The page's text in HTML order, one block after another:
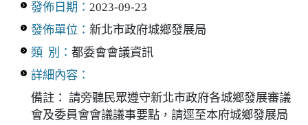
發佈日期： 2023-09-23
發佈單位： 新北市政府城鄉發展局
類 別： 都委會會議資訊
詳細內容：
備註： 請旁聽民眾遵守新北市政府各城鄉發展審議
會及委員會會議議事要點，請逕至本府城鄉發展局